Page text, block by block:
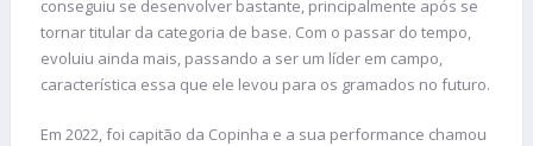
conseguiu se desenvolver bastante, principalmente após se
tornar titular da categoria de base. Com o passar do tempo,
evoluiu ainda mais, passando a ser um líder em campo,
característica essa que ele levou para os gramados no futuro.
Em 2022, foi capitão da Copinha e a sua performance chamou